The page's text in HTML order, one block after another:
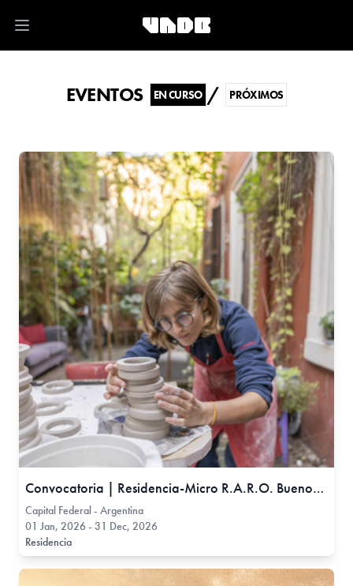
Open main menu
EVENTOS EN CURSO / PRÓXIMOS
Convocatoria | Residencia-Micro R.A.R.O. Buenos Aires 2026
Capital Federal - Argentina
01 Jan, 2026 - 31 Dec, 2026
Residencia